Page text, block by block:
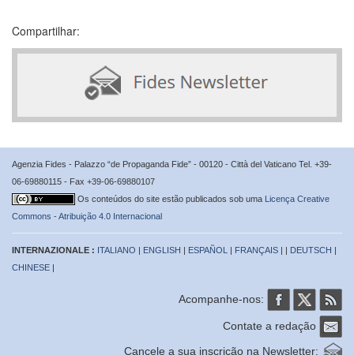
Compartilhar:
Agenzia Fides - Palazzo “de Propaganda Fide” - 00120 - Città del Vaticano Tel. +39-
06-69880115 - Fax +39-06-69880107
Os conteúdos do site estão publicados sob uma Licença Creative
Commons - Atribuição 4.0 Internacional
INTERNAZIONALE : ITALIANO | ENGLISH | ESPAÑOL | FRANÇAIS | | DEUTSCH |
CHINESE |
Acompanhe-nos:
Contate a redação
Cancele a sua inscrição na Newsletter: